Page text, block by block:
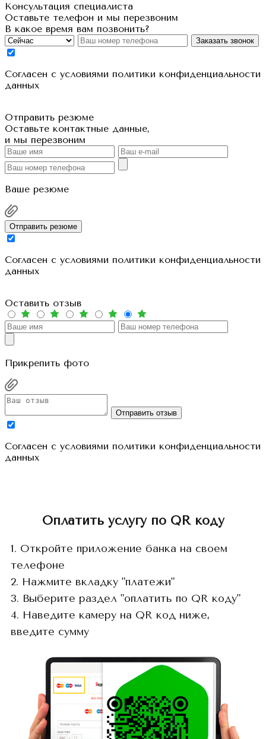
Консультация специалиста
Оставьте телефон и мы перезвоним
В какое время вам позвонить?
Заказать звонок
Cогласен с условиями политики конфиденциальности
данных
Отправить резюме
Оставьте контактные данные,
и мы перезвоним
Ваше резюме
Отправить резюме
Cогласен с условиями политики конфиденциальности
данных
Оставить отзыв
Прикрепить фото
Отправить отзыв
Cогласен с условиями политики конфиденциальности
данных
Оплатить услугу по QR коду
1. Откройте приложение банка на своем
телефоне
2. Нажмите вкладку "платежи"
3. Выберите раздел "оплатить по QR коду"
4. Наведите камеру на QR код ниже,
введите сумму